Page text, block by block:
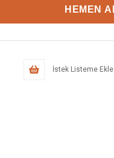
İstek Listeme Ekle